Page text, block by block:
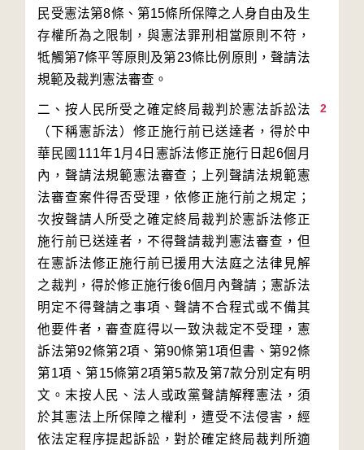
民受憲法第8條、第15條所保障之人身自由及生
存權所為之限制，與憲法罪刑相當原則不符，
牴觸第7條平等原則及第23條比例原則，聲請法
2
二、按人民所受之確定終局裁判於憲法訴訟法
（下稱憲訴法）修正施行前已送達者，得於中
華民國111年1月4日憲訴法修正施行日起6個月
內，聲請法規範憲法審查；上列聲請法規範憲
法審查案件得否受理，依修正施行前之規定；
次按聲請人所受之確定終局裁判於憲訴法修正
施行前已送達者，不得聲請裁判憲法審查，但
在憲訴法修正施行前已援用大法庭之法律見解
之裁判，得於修正施行後6個月內聲請；憲訴法
明定不得聲請之事項、聲請不合程式或不備其
他要件者，審查庭得以一致決裁定不受理，憲
訴法第92條第2項、第90條第1項但書、第92條
第1項、第15條第2項第5款及第7款分別定有明
文。末按人民、法人或政黨聲請解釋憲法，須
於其憲法上所保障之權利，遭受不法侵害，經
依法定程序提起訴訟，對於確定終局裁判所適